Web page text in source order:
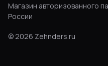
Магазин авторизованного
России
© 2026 Zehnders.ru